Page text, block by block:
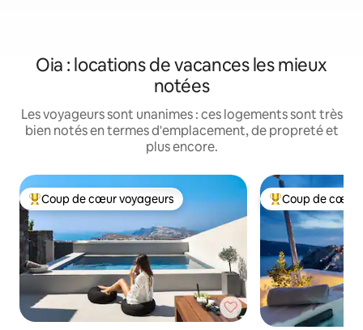
Oia : locations de vacances les mieux
notées
Les voyageurs sont unanimes : ces logements sont très
bien notés en termes d'emplacement, de propreté et
plus encore.
Coups de cœur voyageurs les plus appréciés
Coup de cœur voyageurs Coups de cœur
Coup de cœur